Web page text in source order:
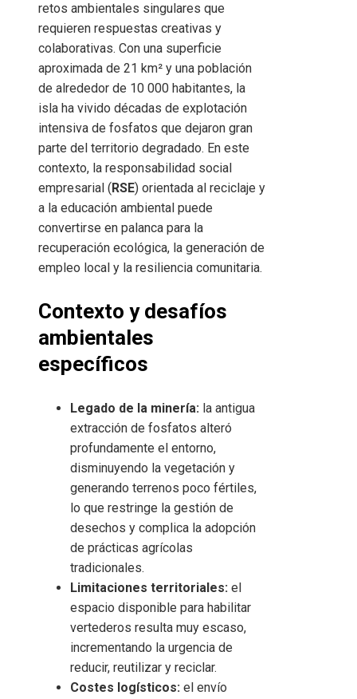
retos ambientales singulares que
requieren respuestas creativas y
colaborativas. Con una superficie
aproximada de 21 km² y una población
de alrededor de 10 000 habitantes, la
isla ha vivido décadas de explotación
intensiva de fosfatos que dejaron gran
parte del territorio degradado. En este
contexto, la responsabilidad social
empresarial ( RSE) orientada al reciclaje y
a la educación ambiental puede
convertirse en palanca para la
recuperación ecológica, la generación de
empleo local y la resiliencia comunitaria.
Contexto y desafíos
ambientales
específicos
Legado de la minería: la antigua
extracción de fosfatos alteró
profundamente el entorno,
disminuyendo la vegetación y
generando terrenos poco fértiles,
lo que restringe la gestión de
desechos y complica la adopción
de prácticas agrícolas
tradicionales.
Limitaciones territoriales: el
espacio disponible para habilitar
vertederos resulta muy escaso,
incrementando la urgencia de
reducir, reutilizar y reciclar.
Costes logísticos: el envío